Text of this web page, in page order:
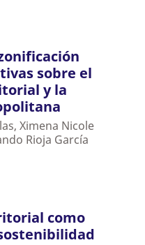
sobre el
y la
Ximena Nicole
Rioja García
como